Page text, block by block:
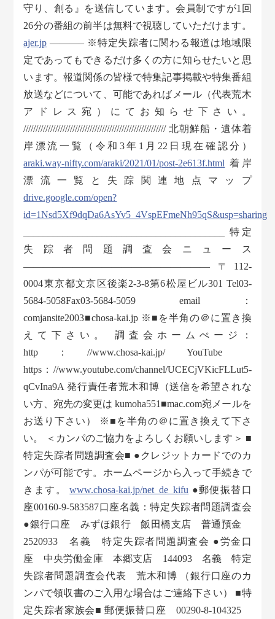
守り、創る』を送信しています。会員制ですが1回
26分の番組の前半は無料で視聴していただけます。
ajer.jp ———– ※特定失踪者に関わる報道は地域限
定であってもできるだけ多くの方に知らせたいと思
います。報道関係の皆様で特集記事掲載や特集番組
放送などについて、可能であればメール（代表荒木
アドレス宛）にてお知らせ下さい。
////////////////////////////////////////////////////////// 北朝鮮船・遺体着
岸漂流一覧（令和3年1月22日現在確認分）
araki.way-nifty.com/araki/2021/01/post-2e613f.html 着岸
漂流一覧と失踪関連地点マップ
drive.google.com/open?
id=1Nsd5Xf9dqDa6AsYv5_4VspEFmeNh95qS&usp=sharing
_________________________________________ 特定
失踪者問題調査会ニュース
——————————————————— 〒112-
0004東京都文京区後楽2-3-8第6松屋ビル301 Tel03-
5684-5058Fax03-5684-5059 email：
comjansite2003■chosa-kai.jp ※■を半角の＠に置き換
えて下さい。 調査会ホームぺージ：
http：//www.chosa-kai.jp/ YouTube
https：//www.youtube.com/channel/UCECjVKicFLLut5-
qCvIna9A 発行責任者荒木和博（送信を希望されな
い方、宛先の変更は kumoha551■mac.com宛メールを
お送り下さい） ※■を半角の＠に置き換えて下さ
い。 ＜カンパのご協力をよろしくお願いします＞ ■
特定失踪者問題調査会■ ●クレジットカードでのカ
ンパが可能です。ホームページから入って手続きで
きます。www.chosa-kai.jp/net_de_kifu ●郵便振替口
座00160-9-583587口座名義：特定失踪者問題調査会
●銀行口座 みずほ銀行 飯田橋支店 普通預金
2520933 名義 特定失踪者問題調査会 ●労金口
座 中央労働金庫 本郷支店 144093 名義 特定
失踪者問題調査会代表 荒木和博 （銀行口座のカ
ンパで領収書のご入用な場合はご連絡下さい） ■特
定失踪者家族会■ 郵便振替口座 00290-8-104325